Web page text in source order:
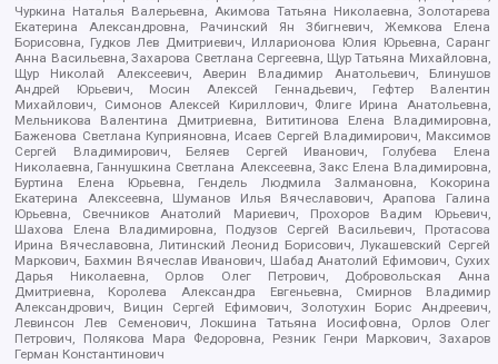
Чуркина Наталья Валерьевна, Акимова Татьяна Николаевна, Золотарева
Екатерина Александровна, Рачинский Ян Збигневич, Жемкова Елена
Борисовна, Гудков Лев Дмитриевич, Илларионова Юлия Юрьевна, Саранг
Анна Васильевна, Захарова Светлана Сергеевна, Щур Татьяна Михайловна,
Щур Николай Алексеевич, Аверин Владимир Анатольевич, Блинушов
Андрей Юрьевич, Мосин Алексей Геннадьевич, Гефтер Валентин
Михайлович, Симонов Алексей Кириллович, Флиге Ирина Анатольевна,
Мельникова Валентина Дмитриевна, Вититинова Елена Владимировна,
Баженова Светлана Куприяновна, Исаев Сергей Владимирович, Максимов
Сергей Владимирович, Беляев Сергей Иванович, Голубева Елена
Николаевна, Ганнушкина Светлана Алексеевна, Закс Елена Владимировна,
Буртина Елена Юрьевна, Гендель Людмила Залмановна, Кокорина
Екатерина Алексеевна, Шуманов Илья Вячеславович, Арапова Галина
Юрьевна, Свечников Анатолий Мариевич, Прохоров Вадим Юрьевич,
Шахова Елена Владимировна, Подузов Сергей Васильевич, Протасова
Ирина Вячеславовна, Литинский Леонид Борисович, Лукашевский Сергей
Маркович, Бахмин Вячеслав Иванович, Шабад Анатолий Ефимович, Сухих
Дарья Николаевна, Орлов Олег Петрович, Добровольская Анна
Дмитриевна, Королева Александра Евгеньевна, Смирнов Владимир
Александрович, Вицин Сергей Ефимович, Золотухин Борис Андреевич,
Левинсон Лев Семенович, Локшина Татьяна Иосифовна, Орлов Олег
Петрович, Полякова Мара Федоровна, Резник Генри Маркович, Захаров
Герман Константинович